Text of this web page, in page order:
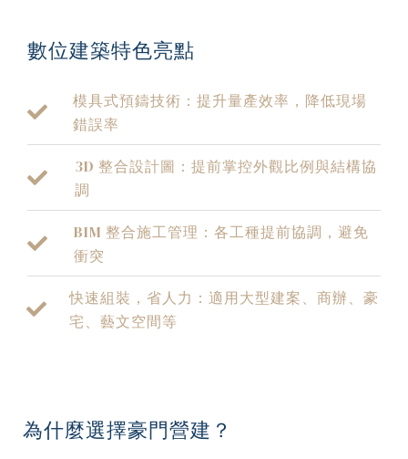
數位建築特色亮點
模具式預鑄技術：提升量產效率，降低現場
錯誤率
3D 整合設計圖：提前掌控外觀比例與結構協
調
BIM 整合施工管理：各工種提前協調，避免
衝突
快速組裝，省人力：適用大型建案、商辦、豪
宅、藝文空間等
為什麼選擇豪門營建？